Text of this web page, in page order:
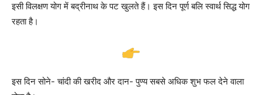
इसी विलक्षण योग में बद्रीनाथ के पट खुलते हैं। इस दिन पूर्ण बलि स्वार्थ सिद्ध योग
रहता है।
इस दिन सोने- चांदी की खरीद और दान- पुण्य सबसे अधिक शुभ फल देने वाला